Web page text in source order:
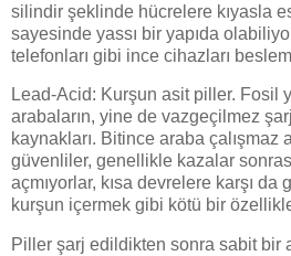
silindir şeklinde hücrelere kıyasla
sayesinde yassı bir yapıda
telefonları gibi ince cihazları
Lead-Acid: Kurşun asit piller. Fosil
arabaların, yine de vazgeçilmez
kaynakları. Bitince araba çalışmaz
güvenliler, genellikle kazalar
açmıyorlar, kısa devrelere karşı da
kurşun içermek gibi kötü bir
Piller şarj edildikten sonra sabit bir